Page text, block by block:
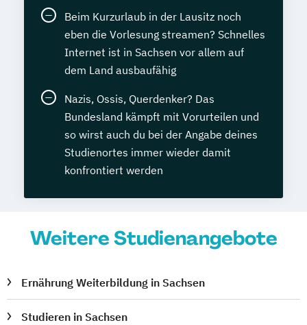
Beim Kurzurlaub in der Lausitz noch
eben die Vorlesung streamen? Schnelles
Internet ist in Sachsen vor allem auf
dem Land ausbaufähig
Nazis, Ossis, Querdenker? Das
Bundesland kämpft mit Vorurteilen und
so wirst auch du bei der Angabe deines
Studienortes immer wieder damit
konfrontiert werden
Weitere Studienangebote
Ernährung Weiterbildung in Sachsen
Studieren in Sachsen